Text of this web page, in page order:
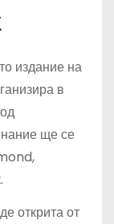
издание на
в
ще се
открита от